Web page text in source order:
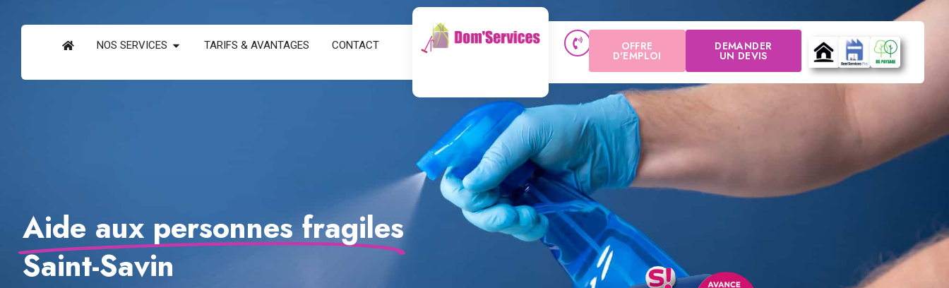
NOS SERVICES TARIFS & AVANTAGES CONTACT OFFRE
D'EMPLOI
DEMANDER
UN DEVIS
Aide aux personnes fragiles
Saint-Savin